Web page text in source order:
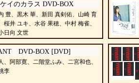
イのカラス DVD-BOX
豊、黒木 華、新田 真剣佑、山崎 育
桜井 ユキ、水谷 果穂、中村 梅雀、
日向 文世
DVD-BOX [DVD]
、阿部寛、二階堂ふみ、二宮和也、
李